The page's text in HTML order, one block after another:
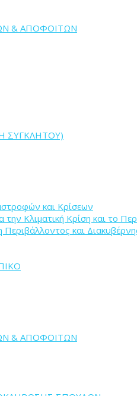
& ΑΠΟΦΟΙΤΩΝ
ΣΥΓΚΛΗΤΟΥ)
και Κρίσεων
την Κλιματική Κρίση και το
Περιβάλλοντος και
& ΑΠΟΦΟΙΤΩΝ